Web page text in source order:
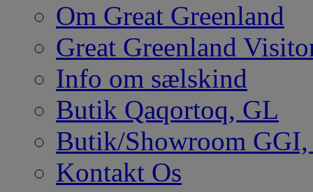
Om Great Greenland
Great Greenland
Info om sælskind
Butik Qaqortoq, GL
Butik/Showroom
Kontakt Os